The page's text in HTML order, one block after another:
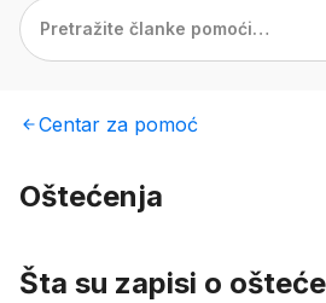
Pretražite članke pomoći…
Centar za pomoć
Oštećenja
Šta su zapisi o